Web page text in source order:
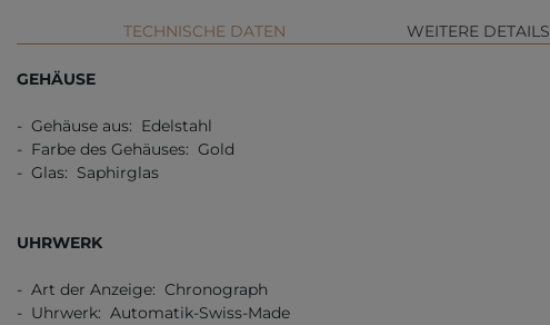
TECHNISCHE DATEN WEITERE DETAILS
GEHÄUSE
- Gehäuse aus: Edelstahl
- Farbe des Gehäuses: Gold
- Glas: Saphirglas
UHRWERK
- Art der Anzeige: Chronograph
- Uhrwerk: Automatik-Swiss-Made